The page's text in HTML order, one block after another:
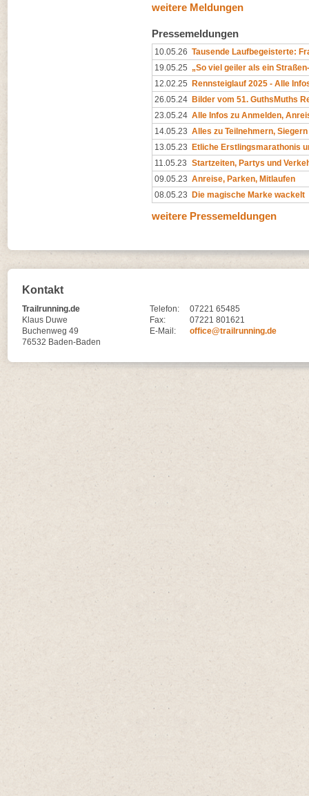
weitere Meldungen
Pressemeldungen
10.05.26 Tausende Laufbegeisterte:
19.05.25 „So viel geiler als ein
12.02.25 Rennsteiglauf 2025 - Alle
26.05.24 Bilder vom 51. GuthsMuths
23.05.24 Alle Infos zu Anmelden,
14.05.23 Alles zu Teilnehmern,
13.05.23 Etliche Erstlingsmarathonis
11.05.23 Startzeiten, Partys und
09.05.23 Anreise, Parken, Mitlaufen
08.05.23 Die magische Marke wackelt
weitere Pressemeldungen
Kontakt
Trailrunning.de
Klaus Duwe
Buchenweg 49
76532 Baden-Baden
Telefon:
07221 65485
Fax:
07221 801621
E-Mail:
office@trailrunning.de